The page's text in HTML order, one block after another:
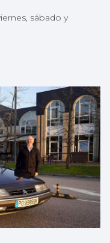
sábado y